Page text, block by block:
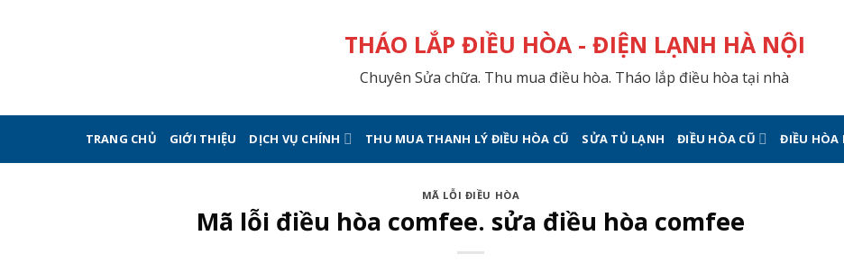
THÁO LẮP ĐIỀU HÒA - ĐIỆN LẠNH HÀ NỘI
Chuyên Sửa chữa. Thu mua điều hòa. Tháo lắp điều hòa tại nhà
TRANG CHỦ GIỚI THIỆU DỊCH VỤ CHÍNH THU MUA THANH LÝ ĐIỀU HÒA CŨ SỬA TỦ LẠNH ĐIỀU HÒA CŨ ĐIỀU HÒA
MÃ LỖI ĐIỀU HÒA
Mã lỗi điều hòa comfee. sửa điều hòa comfee